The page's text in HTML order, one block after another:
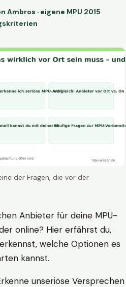
Ambros · eigene MPU 2015
der Fragen, die vor der
Anbieter für deine MPU-
online? Hier erfährst du,
welche Optionen es
kannst.
unseriöse Versprechen